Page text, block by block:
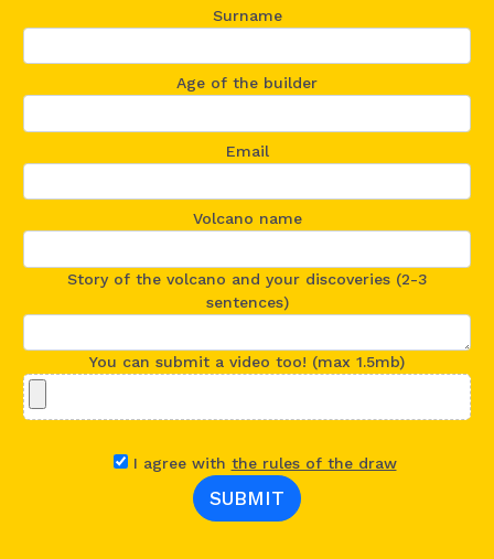
Surname
Age of the builder
Email
Volcano name
Story of the volcano and your discoveries (2-3
sentences)
You can submit a video too! (max 1.5mb)
I agree with the rules of the draw